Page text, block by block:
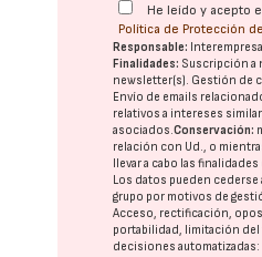
He leído y acepto
Política de Protección
Responsable:
Finalidades: Suscripción a
newsletter(s). Gestión de
Envío de emails
relativos a intereses
asociados.Conservación:
relación con Ud., o
llevar a cabo las
Los datos pueden cederse
grupo por motivos de
Acceso, rectificación,
portabilidad, limitación del
decisiones automatizadas: